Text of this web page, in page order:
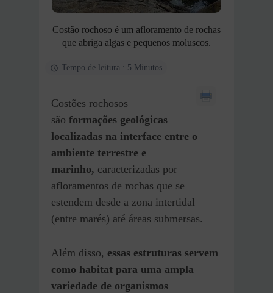
Costão rochoso é um afloramento de rochas
que abriga algas e pequenos moluscos.
Tempo de leitura : 5 Minutos
Costões rochosos
são formações geológicas
localizadas na interface entre o
ambiente terrestre e
marinho, caracterizadas por
afloramentos de rochas que se
estendem desde a zona intertidal
(entre marés) até áreas submersas.
Além disso, essas estruturas servem
como habitat para uma ampla
variedade de organismos